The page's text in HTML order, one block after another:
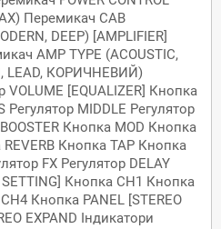
Перемикач CAB
DEEP) [AMPLIFIER]
AMP TYPE (ACOUSTIC,
LEAD, КОРИЧНЕВИЙ)
VOLUME [EQUALIZER] Кнопка
Регулятор MIDDLE Регулятор
Кнопка MOD Кнопка
Кнопка TAP Кнопка
FX Регулятор DELAY
SETTING] Кнопка CH1 Кнопка
Кнопка PANEL [STEREO
EXPAND Індикатори